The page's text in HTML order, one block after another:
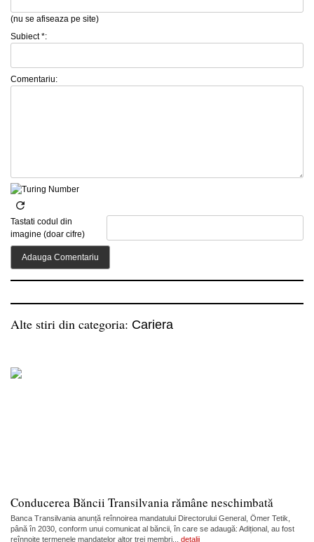
(nu se afiseaza pe site)
Subiect *:
Comentariu:
Tastati codul din
imagine (doar cifre)
Alte stiri din categoria: Cariera
Conducerea Băncii Transilvania rămâne neschimbată
Banca Transilvania anunță reînnoirea mandatului Directorului General, Ömer Tetik,
până în 2030, conform unui comunicat al băncii, în care se adaugă: Adițional, au fost
reînnoite termenele mandatelor altor trei membri... detalii